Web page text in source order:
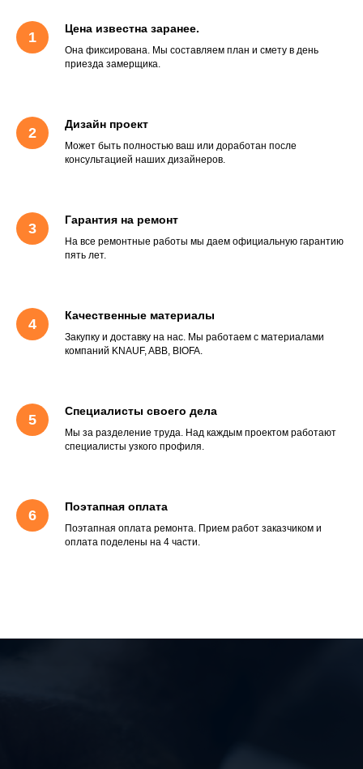
Цена известна заранее.
Она фиксирована. Мы составляем план и смету в день
приезда замерщика.
Дизайн проект
Может быть полностью ваш или доработан после
консультацией наших дизайнеров.
Гарантия на ремонт
На все ремонтные работы мы даем официальную гарантию
пять лет.
Качественные материалы
Закупку и доставку на нас. Мы работаем с материалами
компаний KNAUF, ABB, BIOFA.
Специалисты своего дела
Мы за разделение труда. Над каждым проектом работают
специалисты узкого профиля.
Поэтапная оплата
Поэтапная оплата ремонта. Прием работ заказчиком и
оплата поделены на 4 части.